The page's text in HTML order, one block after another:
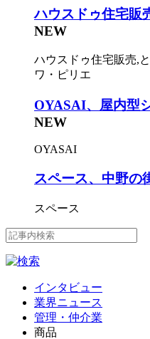
ハウスドゥ住宅販
NEW
ハウスドゥ住宅販売,
ワ・ピリエ
OYASAI、屋内型
NEW
OYASAI
スペース、中野の
スペース
インタビュー
業界ニュース
管理・仲介業
商品